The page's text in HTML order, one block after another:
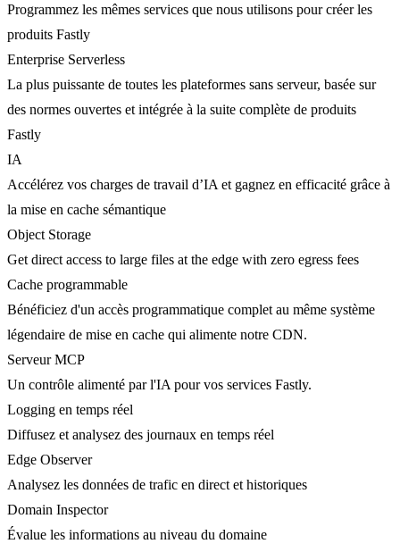
Programmez les mêmes services que nous utilisons pour créer les
produits Fastly
Enterprise Serverless
La plus puissante de toutes les plateformes sans serveur, basée sur
des normes ouvertes et intégrée à la suite complète de produits
Fastly
IA
Accélérez vos charges de travail d’IA et gagnez en efficacité grâce à
la mise en cache sémantique
Object Storage
Get direct access to large files at the edge with zero egress fees
Cache programmable
Bénéficiez d'un accès programmatique complet au même système
légendaire de mise en cache qui alimente notre CDN.
Serveur MCP
Un contrôle alimenté par l'IA pour vos services Fastly.
Logging en temps réel
Diffusez et analysez des journaux en temps réel
Edge Observer
Analysez les données de trafic en direct et historiques
Domain Inspector
Évalue les informations au niveau du domaine